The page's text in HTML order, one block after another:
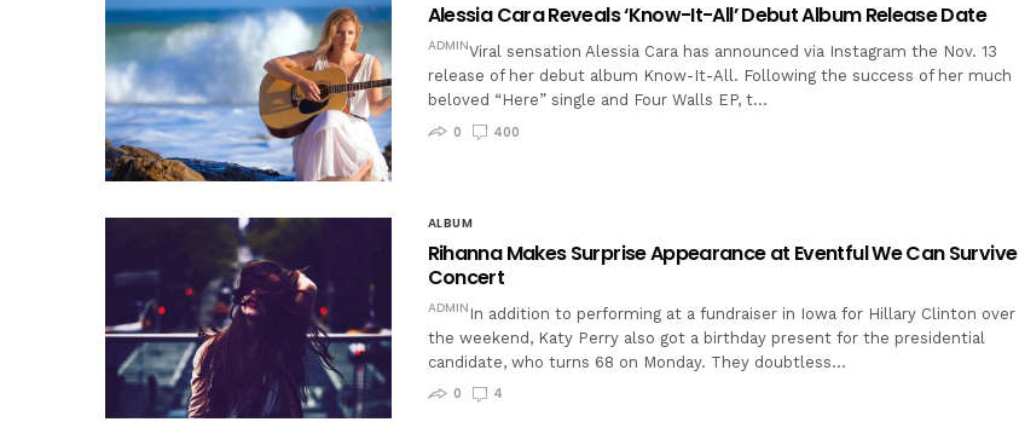
Alessia Cara Reveals ‘Know-It-All’ Debut Album Release Date
ADMINViral sensation Alessia Cara has announced via Instagram the Nov. 13
release of her debut album Know-It-All. Following the success of her much
beloved “Here” single and Four Walls EP, t…
0
400
ALBUM
Rihanna Makes Surprise Appearance at Eventful We Can Survive
Concert
ADMIN In addition to performing at a fundraiser in Iowa for Hillary Clinton over
the weekend, Katy Perry also got a birthday present for the presidential
candidate, who turns 68 on Monday. They doubtless…
0
4